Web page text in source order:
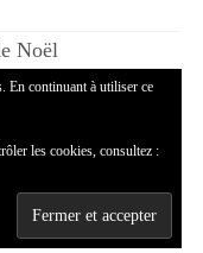
Noël
WP--Mentions légales
En continuant à utiliser ce
les cookies, consultez :